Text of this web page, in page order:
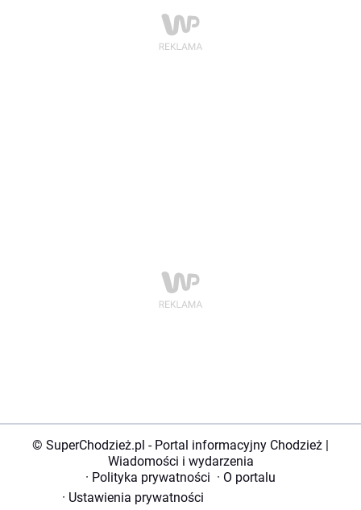
© SuperChodzież.pl - Portal informacyjny Chodzież |
Wiadomości i wydarzenia
· Polityka prywatności · O portalu
· Ustawienia prywatności